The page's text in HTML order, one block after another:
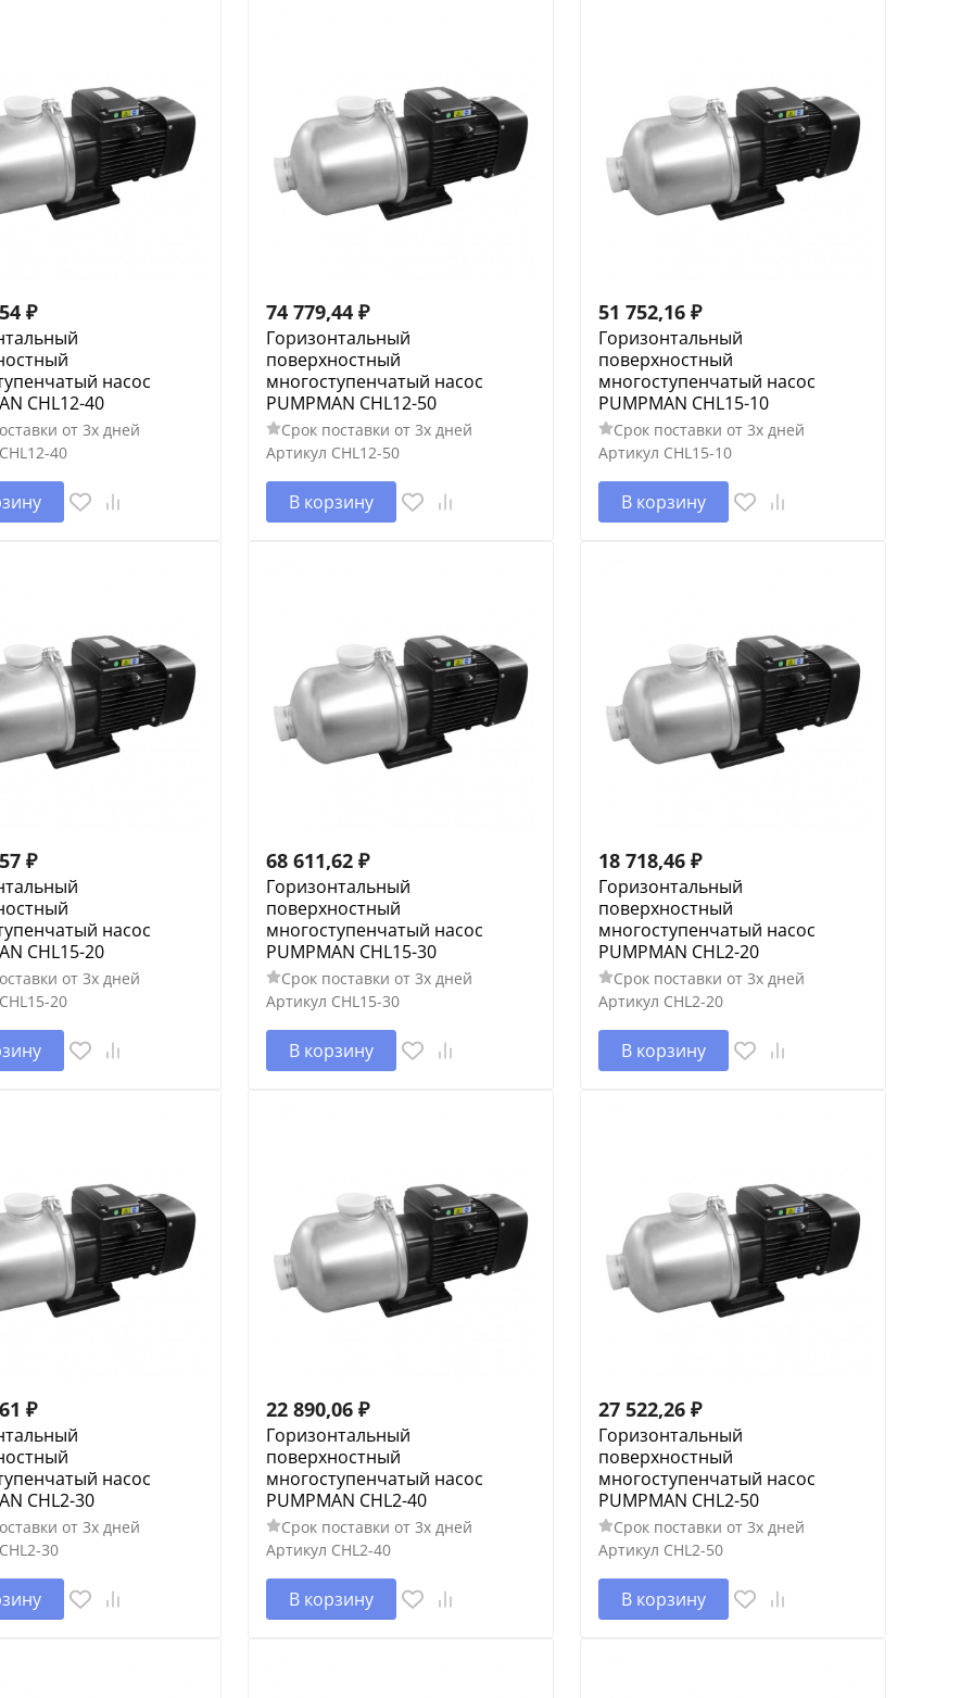
₽
насос
CHL12-40
от 3х дней
CHL12-40
74 779,44 ₽
Горизонтальный
поверхностный
многоступенчатый насос
PUMPMAN CHL12-50
Срок поставки от 3х дней
Артикул CHL12-50
В корзину
51 752,16 ₽
Горизонтальный
поверхностный
многоступенчатый насос
PUMPMAN CHL15-10
Срок поставки от 3х дней
Артикул CHL15-10
В корзину
₽
насос
CHL15-20
от 3х дней
CHL15-20
68 611,62 ₽
Горизонтальный
поверхностный
многоступенчатый насос
PUMPMAN CHL15-30
Срок поставки от 3х дней
Артикул CHL15-30
В корзину
18 718,46 ₽
Горизонтальный
поверхностный
многоступенчатый насос
PUMPMAN CHL2-20
Срок поставки от 3х дней
Артикул CHL2-20
В корзину
₽
насос
CHL2-30
от 3х дней
CHL2-30
22 890,06 ₽
Горизонтальный
поверхностный
многоступенчатый насос
PUMPMAN CHL2-40
Срок поставки от 3х дней
Артикул CHL2-40
В корзину
27 522,26 ₽
Горизонтальный
поверхностный
многоступенчатый насос
PUMPMAN CHL2-50
Срок поставки от 3х дней
Артикул CHL2-50
В корзину